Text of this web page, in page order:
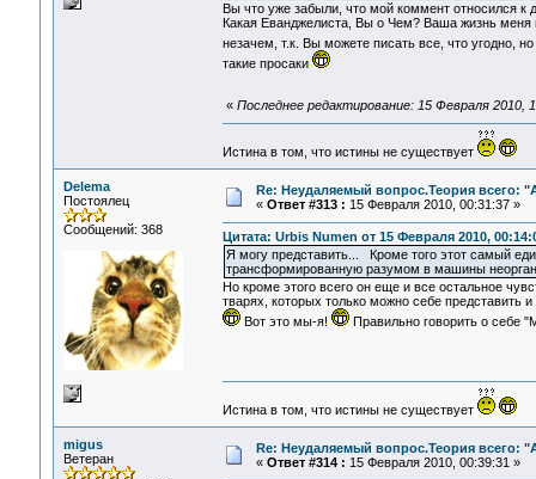
Вы что уже забыли, что мой коммент относился к
Какая Еванджелиста, Вы о Чем? Ваша жизнь
незачем, т.к. Вы можете писать все, что угодно,
такие просаки
« Последнее редактирование: 15 Февраля 2010,
Истина в том, что истины не существует
Delema
Постоялец
Сообщений: 368
Re: Неудаляемый вопрос.Теория всего:
« Ответ #313 : 15 Февраля 2010, 00:31:37 »
Цитата: Urbis Numen от 15 Февраля 2010,
Я могу представить... Кроме того этот самый
трансформированную разумом в машины
Но кроме этого всего он еще и все остальное
тварях, которых только можно себе
Вот это мы-я!
Правильно говорить о себе
Истина в том, что истины не существует
migus
Ветеран
Re: Неудаляемый вопрос.Теория всего:
« Ответ #314 : 15 Февраля 2010, 00:39:31 »